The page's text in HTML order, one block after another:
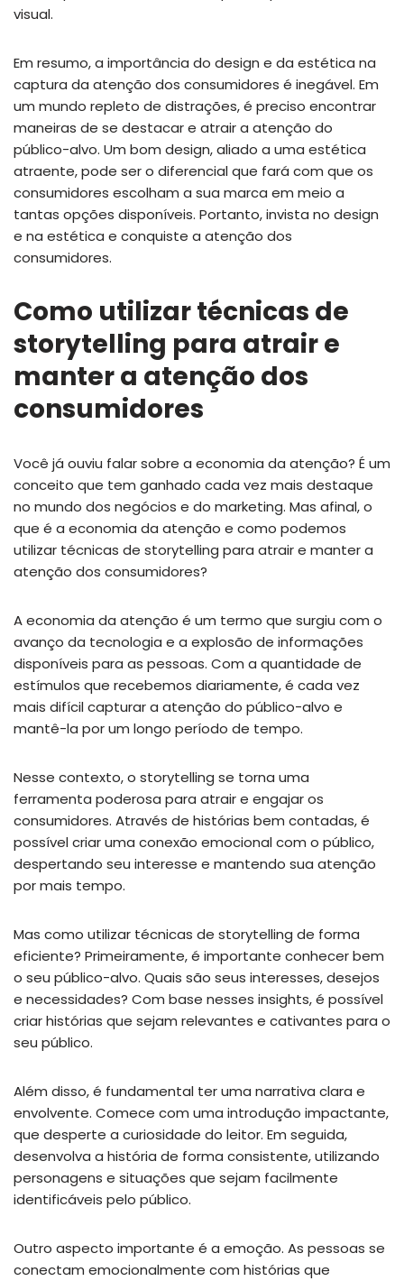
visual.
Em resumo, a importância do design e da estética na
captura da atenção dos consumidores é inegável. Em
um mundo repleto de distrações, é preciso encontrar
maneiras de se destacar e atrair a atenção do
público-alvo. Um bom design, aliado a uma estética
atraente, pode ser o diferencial que fará com que os
consumidores escolham a sua marca em meio a
tantas opções disponíveis. Portanto, invista no design
e na estética e conquiste a atenção dos
consumidores.
Como utilizar técnicas de
storytelling para atrair e
manter a atenção dos
consumidores
Você já ouviu falar sobre a economia da atenção? É um
conceito que tem ganhado cada vez mais destaque
no mundo dos negócios e do marketing. Mas afinal, o
que é a economia da atenção e como podemos
utilizar técnicas de storytelling para atrair e manter a
atenção dos consumidores?
A economia da atenção é um termo que surgiu com o
avanço da tecnologia e a explosão de informações
disponíveis para as pessoas. Com a quantidade de
estímulos que recebemos diariamente, é cada vez
mais difícil capturar a atenção do público-alvo e
mantê-la por um longo período de tempo.
Nesse contexto, o storytelling se torna uma
ferramenta poderosa para atrair e engajar os
consumidores. Através de histórias bem contadas, é
possível criar uma conexão emocional com o público,
despertando seu interesse e mantendo sua atenção
por mais tempo.
Mas como utilizar técnicas de storytelling de forma
eficiente? Primeiramente, é importante conhecer bem
o seu público-alvo. Quais são seus interesses, desejos
e necessidades? Com base nesses insights, é possível
criar histórias que sejam relevantes e cativantes para o
seu público.
Além disso, é fundamental ter uma narrativa clara e
envolvente. Comece com uma introdução impactante,
que desperte a curiosidade do leitor. Em seguida,
desenvolva a história de forma consistente, utilizando
personagens e situações que sejam facilmente
identificáveis pelo público.
Outro aspecto importante é a emoção. As pessoas se
conectam emocionalmente com histórias que